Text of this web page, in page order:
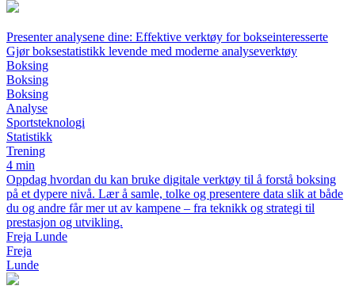
Presenter analysene dine: Effektive verktøy for bokseinteresserte
Gjør boksestatistikk levende med moderne analyseverktøy
Boksing
Boksing
Boksing
Analyse
Sportsteknologi
Statistikk
Trening
4 min
Oppdag hvordan du kan bruke digitale verktøy til å forstå boksing
på et dypere nivå. Lær å samle, tolke og presentere data slik at både
du og andre får mer ut av kampene – fra teknikk og strategi til
prestasjon og utvikling.
Freja Lunde
Freja
Lunde